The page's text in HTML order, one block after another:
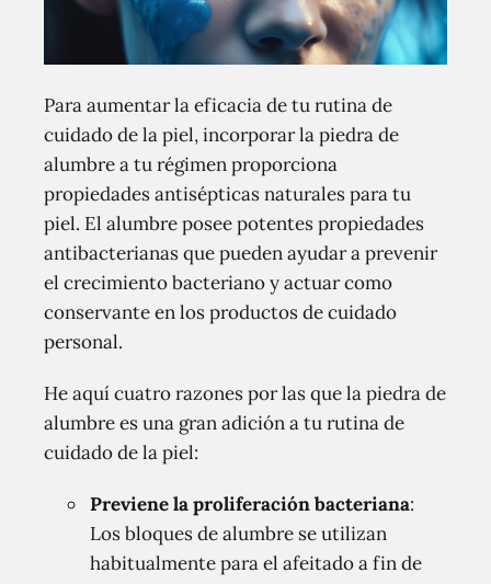
Para aumentar la eficacia de tu rutina de
cuidado de la piel, incorporar la piedra de
alumbre a tu régimen proporciona
propiedades antisépticas naturales para tu
piel. El alumbre posee potentes propiedades
antibacterianas que pueden ayudar a prevenir
el crecimiento bacteriano y actuar como
conservante en los productos de cuidado
personal.
He aquí cuatro razones por las que la piedra de
alumbre es una gran adición a tu rutina de
cuidado de la piel:
Previene la proliferación bacteriana:
Los bloques de alumbre se utilizan
habitualmente para el afeitado a fin de